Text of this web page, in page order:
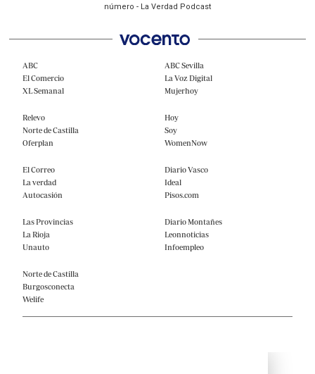
número - La Verdad Podcast
ABC
El Comercio
XL Semanal
ABC Sevilla
La Voz Digital
Mujerhoy
Relevo
Norte de Castilla
Oferplan
Hoy
Soy
WomenNow
El Correo
La verdad
Autocasión
Diario Vasco
Ideal
Pisos.com
Las Provincias
La Rioja
Unauto
Diario Montañes
Leonnoticias
Infoempleo
Norte de Castilla
Burgosconecta
Welife